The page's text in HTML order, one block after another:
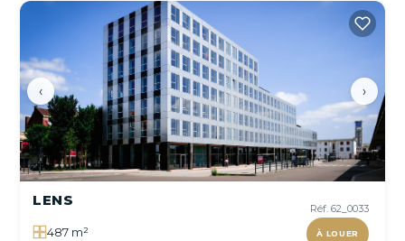
‹ ›
Réf. 62_0033
À LOUER
LENS
487 m²